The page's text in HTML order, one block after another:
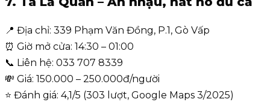
📍 Địa chỉ: 339 Phạm Văn Đồng, P.1, Gò Vấp
⏰ Giờ mở cửa: 14:30 – 01:00
📞 Liên hệ: 033 707 8339
💸 Giá: 150.000 – 250.000đ/người
⭐ Đánh giá: 4,1/5 (303 lượt, Google Maps 3/2025)